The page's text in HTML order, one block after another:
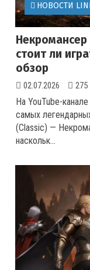
НОВОСТИ
стоит ли
обзор
02.07.2026 275
На YouTube-
самых
(Classic) —
наскольк...